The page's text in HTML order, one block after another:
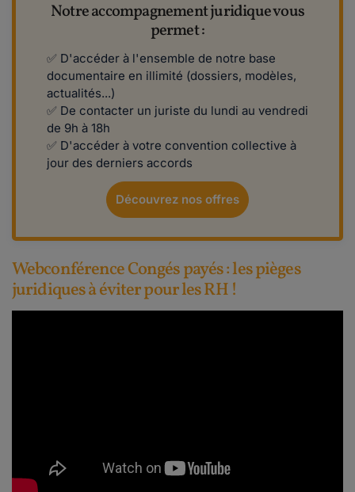
Notre accompagnement juridique vous
permet :
✅ D'accéder à l'ensemble de notre base
documentaire en illimité (dossiers, modèles,
actualités...)
✅ De contacter un juriste du lundi au vendredi
de 9h à 18h
✅ D'accéder à votre convention collective à
jour des derniers accords
Découvrez nos offres
Webconférence Congés payés : les pièges
juridiques à éviter pour les RH !